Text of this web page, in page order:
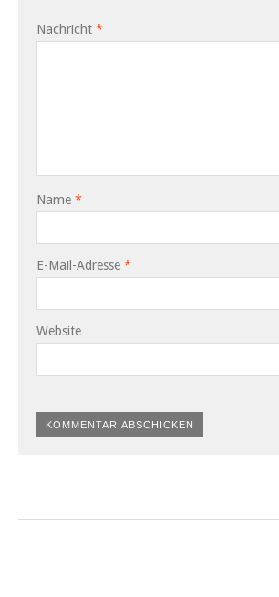
Nachricht *
Name *
E-Mail-Adresse *
Website